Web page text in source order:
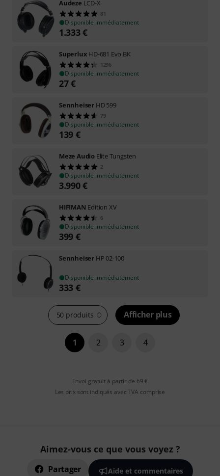
Audeze LCD-X
81
Disponible immédiatement
1.333€
Superlux HD-681 Evo BK
1296
Disponible immédiatement
27€
Sennheiser HD 599
79
Disponible immédiatement
139 €
Meze Audio Elite Tungsten
2
Disponible immédiatement
3.990€
HIFIMAN Edition XV
6
Disponible immédiatement
399 €
Sennheiser HP 02-100
Disponible immédiatement
333 €
50 produits Afficher plus
1 2 3 4
Envoi gratuit à partir de 69 €
Les prix sont indiqués avec TVA comprise
Aimez-vous ce que vous voyez ?
Partager Aide et commentaires